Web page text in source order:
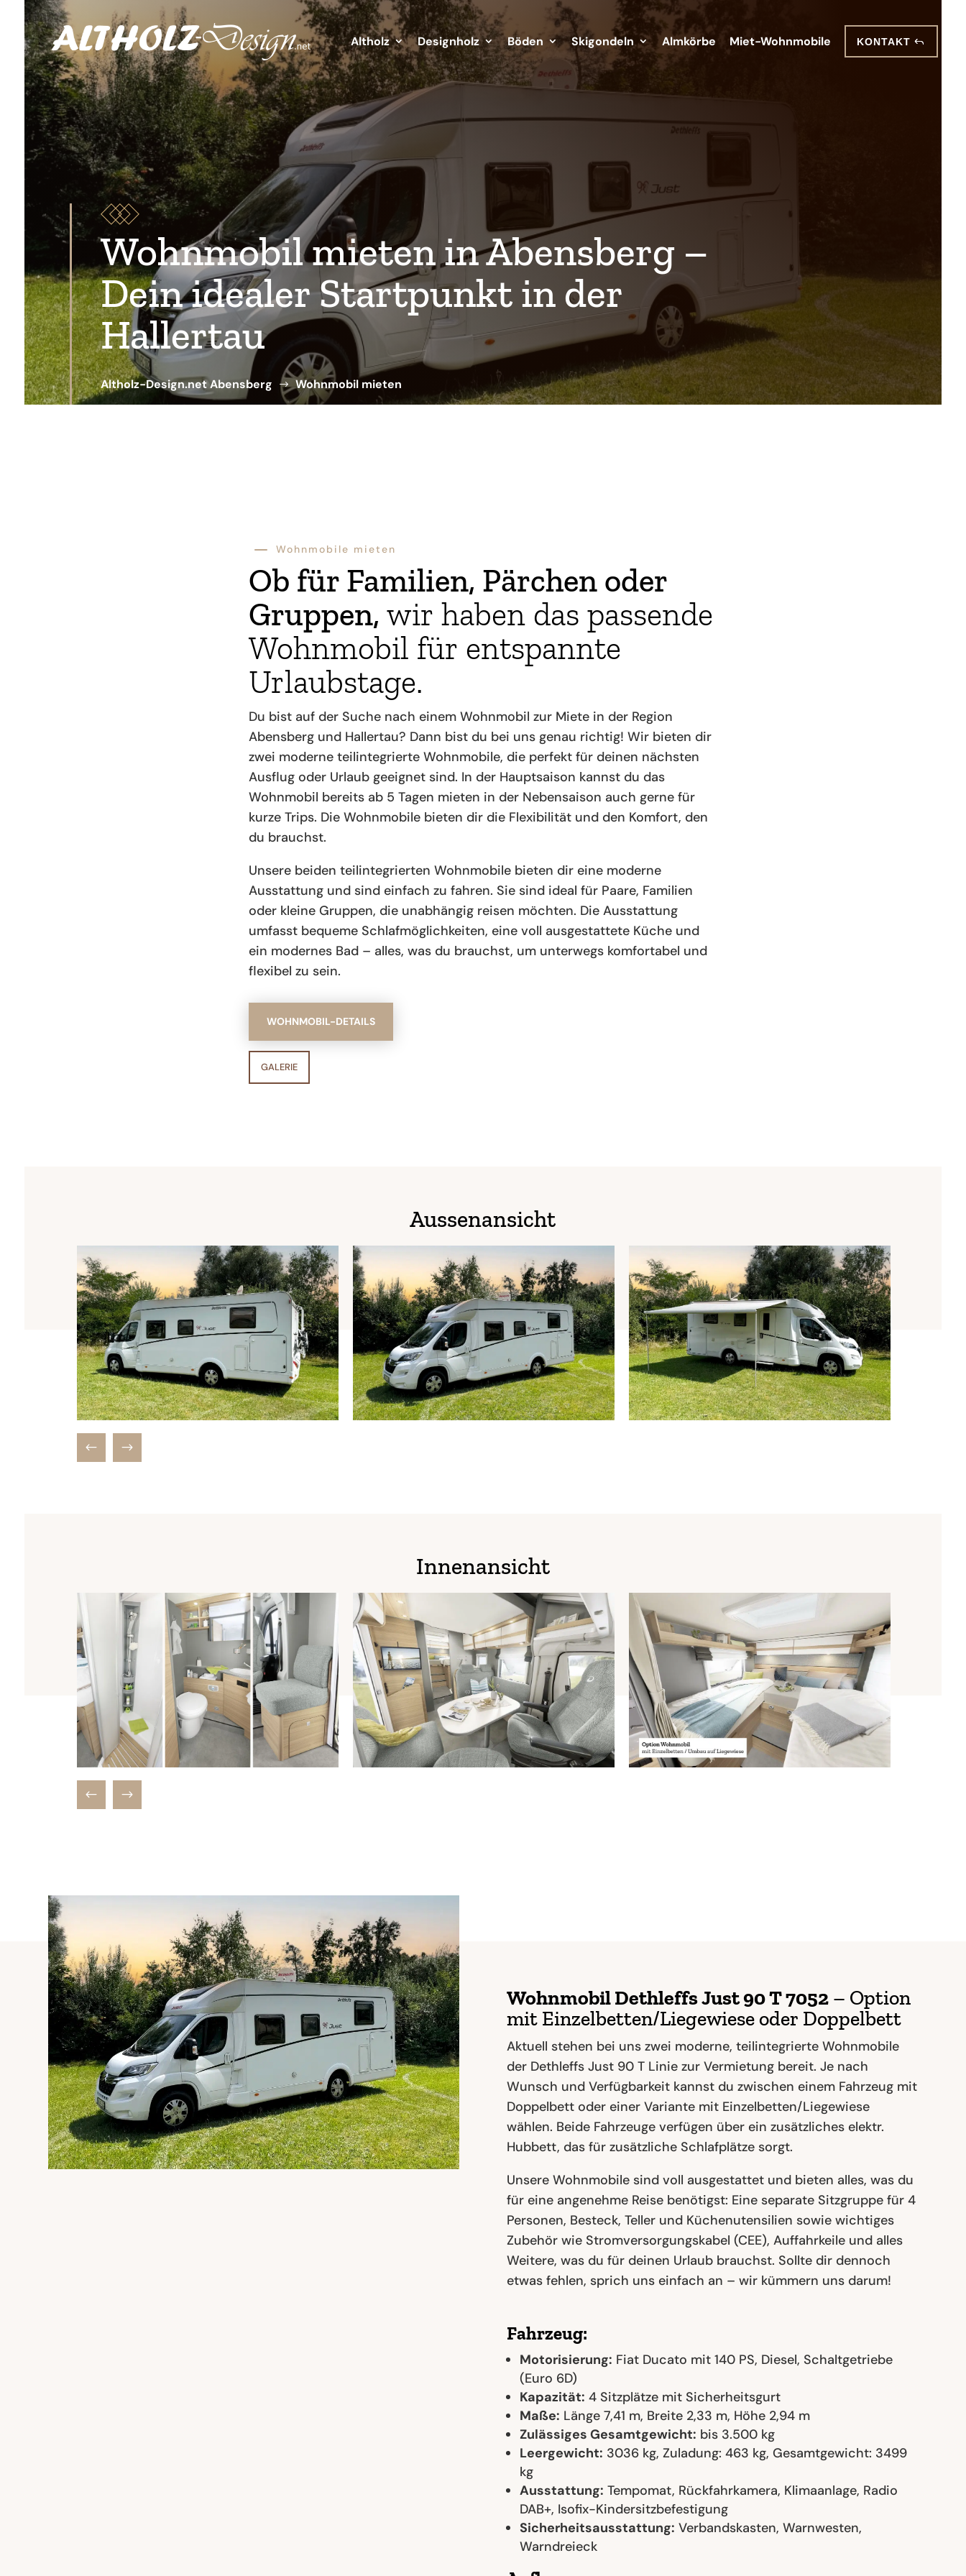
Altholz Designholz Böden Skigondeln Almkörbe Miet-Wohnmobile KONTAKT
Wohnmobil mieten in Abensberg –
Dein idealer Startpunkt in der
Hallertau
Altholz-Design.net Abensberg $ Wohnmobil mieten
K Wohnmobile mieten
Ob für Familien, Pärchen oder
Gruppen, wir haben das passende
Wohnmobil für entspannte
Urlaubstage.
Du bist auf der Suche nach einem Wohnmobil zur Miete in der Region
Abensberg und Hallertau? Dann bist du bei uns genau richtig! Wir bieten dir
zwei moderne teilintegrierte Wohnmobile, die perfekt für deinen nächsten
Ausflug oder Urlaub geeignet sind. In der Hauptsaison kannst du das
Wohnmobil bereits ab 5 Tagen mieten in der Nebensaison auch gerne für
kurze Trips. Die Wohnmobile bieten dir die Flexibilität und den Komfort, den
du brauchst.
Unsere beiden teilintegrierten Wohnmobile bieten dir eine moderne
Ausstattung und sind einfach zu fahren. Sie sind ideal für Paare, Familien
oder kleine Gruppen, die unabhängig reisen möchten. Die Ausstattung
umfasst bequeme Schlafmöglichkeiten, eine voll ausgestattete Küche und
ein modernes Bad – alles, was du brauchst, um unterwegs komfortabel und
flexibel zu sein.
WOHNMOBIL-DETAILS
GALERIE
Aussenansicht
Innenansicht
Wohnmobil Dethleffs Just 90 T 7052 – Option
mit Einzelbetten/Liegewiese oder Doppelbett
Aktuell stehen bei uns zwei moderne, teilintegrierte Wohnmobile
der Dethleffs Just 90 T Linie zur Vermietung bereit. Je nach
Wunsch und Verfügbarkeit kannst du zwischen einem Fahrzeug mit
Doppelbett oder einer Variante mit Einzelbetten/Liegewiese
wählen. Beide Fahrzeuge verfügen über ein zusätzliches elektr.
Hubbett, das für zusätzliche Schlafplätze sorgt.
Unsere Wohnmobile sind voll ausgestattet und bieten alles, was du
für eine angenehme Reise benötigst: Eine separate Sitzgruppe für 4
Personen, Besteck, Teller und Küchenutensilien sowie wichtiges
Zubehör wie Stromversorgungskabel (CEE), Auffahrkeile und alles
Weitere, was du für deinen Urlaub brauchst. Sollte dir dennoch
etwas fehlen, sprich uns einfach an – wir kümmern uns darum!
Fahrzeug:
Motorisierung: Fiat Ducato mit 140 PS, Diesel, Schaltgetriebe
(Euro 6D)
Kapazität: 4 Sitzplätze mit Sicherheitsgurt
Maße: Länge 7,41 m, Breite 2,33 m, Höhe 2,94 m
Zulässiges Gesamtgewicht: bis 3.500 kg
Leergewicht: 3036 kg, Zuladung: 463 kg, Gesamtgewicht: 3499
kg
Ausstattung: Tempomat, Rückfahrkamera, Klimaanlage, Radio
DAB+, Isofix-Kindersitzbefestigung
Sicherheitsausstattung: Verbandskasten, Warnwesten,
Warndreieck